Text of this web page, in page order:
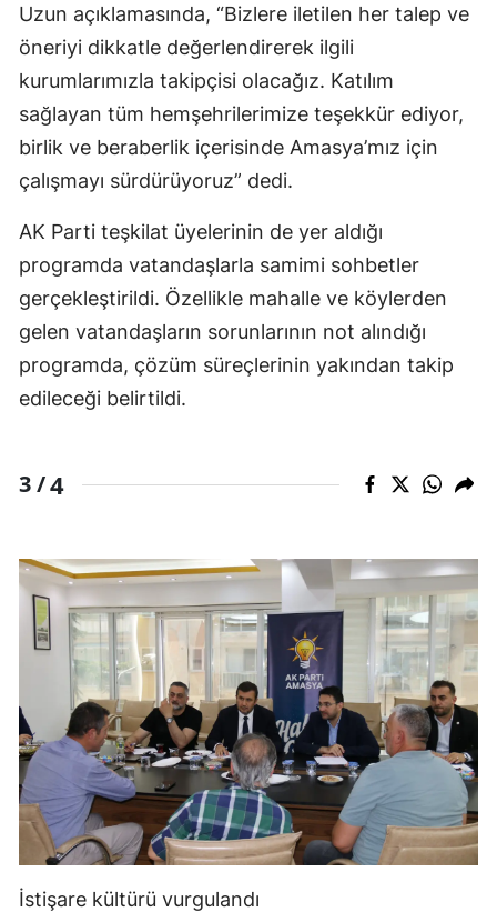
Uzun açıklamasında, “Bizlere iletilen her talep ve
öneriyi dikkatle değerlendirerek ilgili
kurumlarımızla takipçisi olacağız. Katılım
sağlayan tüm hemşehrilerimize teşekkür ediyor,
birlik ve beraberlik içerisinde Amasya’mız için
çalışmayı sürdürüyoruz” dedi.
AK Parti teşkilat üyelerinin de yer aldığı
programda vatandaşlarla samimi sohbetler
gerçekleştirildi. Özellikle mahalle ve köylerden
gelen vatandaşların sorunlarının not alındığı
programda, çözüm süreçlerinin yakından takip
edileceği belirtildi.
3 /4
İstişare kültürü vurgulandı